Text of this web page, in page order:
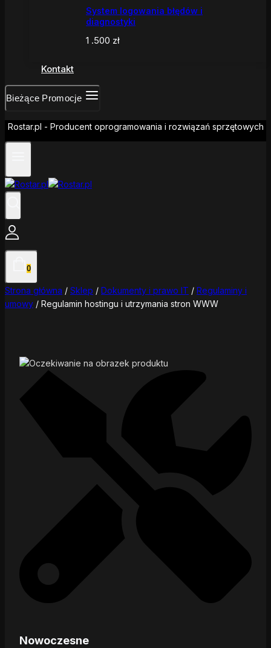
System logowania błędów i
diagnostyki
1 .500 zł
Kontakt
Bieżące Promocje
Rostar.pl - Producent oprogramowania i rozwiązań sprzętowych
0
Strona główna / Sklep / Dokumenty i prawo IT / Regulaminy i
umowy / Regulamin hostingu i utrzymania stron WWW
Nowoczesne